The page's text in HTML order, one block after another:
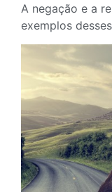
A negação e a
exemplos